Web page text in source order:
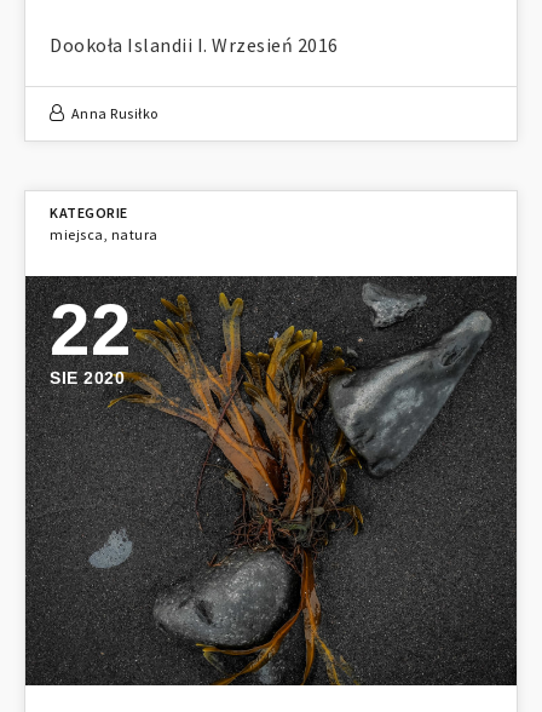
Dookoła Islandii I. Wrzesień 2016
Anna Rusiłko
miejsca natura
22
SIE 2020